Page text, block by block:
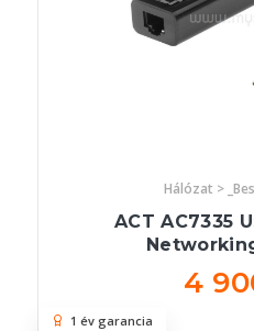
Hálózat >
ACT AC7335
4
1 év garancia